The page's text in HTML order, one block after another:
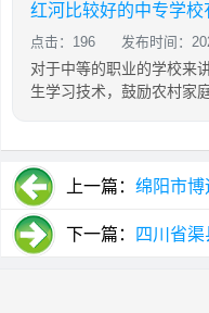
红河比较好的中专学校
点击：196 发布时间：
对于中等的职业的学校来
生学习技术，鼓励农村家
上一篇： 绵阳市博
章 下一篇： 四川省